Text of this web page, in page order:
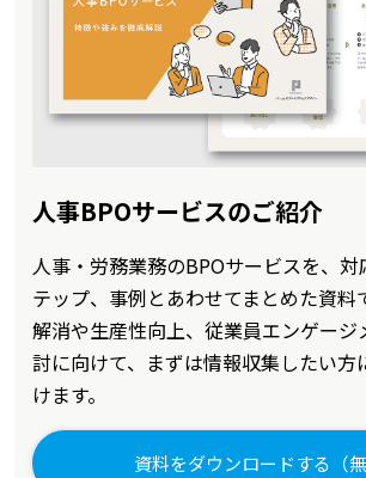
人事BPOサービスのご紹介
人事・労務業務のBPOサービスを、
テップ、事例とあわせてまとめた資料
解消や生産性向上、従業員エンゲージ
討に向けて、まずは情報収集したい方
けます。
資料をダウンロードする（無